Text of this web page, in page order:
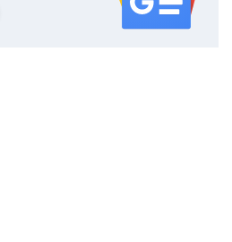
serwisu